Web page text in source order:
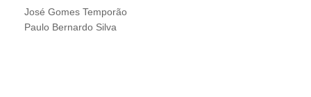
José Gomes Temporão
Paulo Bernardo Silva